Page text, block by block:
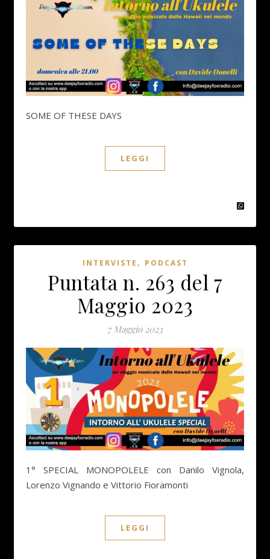
SOME OF THESE DAYS
LEGGI
INTERVISTE , PODCAST
Puntata n. 263 del 7
Maggio 2023
7 Maggio 2023
1° SPECIAL MONOPOLELE con Danilo Vignola,
Lorenzo Vignando e Vittorio Fioramonti
LEGGI